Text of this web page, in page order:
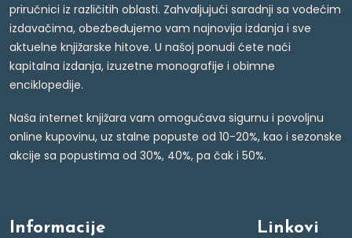
priručnici iz različitih oblasti. Zahvaljujući saradnji sa vodećim
izdavačima, obezbeđujemo vam najnovija izdanja i sve
aktuelne knjižarske hitove. U našoj ponudi ćete naći
kapitalna izdanja, izuzetne monografije i obimne
enciklopedije.
Naša internet knjižara vam omogućava sigurnu i povoljnu
online kupovinu, uz stalne popuste od 10-20%, kao i sezonske
akcije sa popustima od 30%, 40%, pa čak i 50%.
Informacije Linkovi